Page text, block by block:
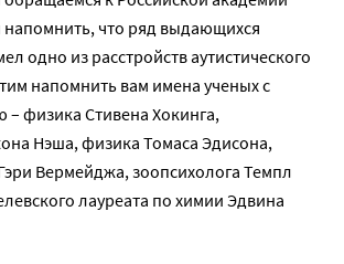
что ряд выдающихся
одно из расстройств аутистического
напомнить вам имена ученых с
– физика Стивена Хокинга,
Нэша, физика Томаса Эдисона,
Вермейджа, зоопсихолога Темпл
лауреата по химии Эдвина